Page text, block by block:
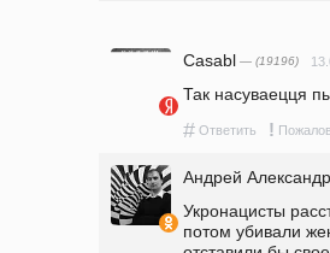
Casabl — (19196)
Так насуваецця
# Ответить !
Андрей
Укронацисты
потом убивали